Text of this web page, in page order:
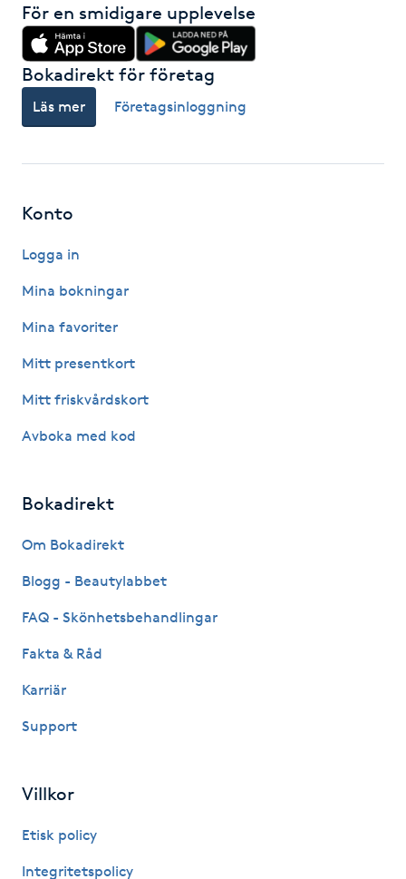
IPL hårborttagning
Japansk massage
K18
Kemisk peeling
Keratinbehandling
Kinesiologi
Kinesisk medicin
Klangmassage
Klippning
Klippning ungdom
För en smidigare upplevelse
Bokadirekt för företag
Läs mer Företagsinloggning
Konto
Logga in
Mina bokningar
Mina favoriter
Mitt presentkort
Mitt friskvårdskort
Avboka med kod
Bokadirekt
Om Bokadirekt
Blogg - Beautylabbet
FAQ - Skönhetsbehandlingar
Fakta & Råd
Karriär
Support
Villkor
Etisk policy
Integritetspolicy